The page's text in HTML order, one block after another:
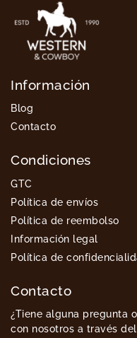
Información
Blog
Contacto
Condiciones
GTC
Política de envíos
Política de reembolso
Información legal
Política de
Contacto
¿Tiene alguna pregunta
con nosotros a través